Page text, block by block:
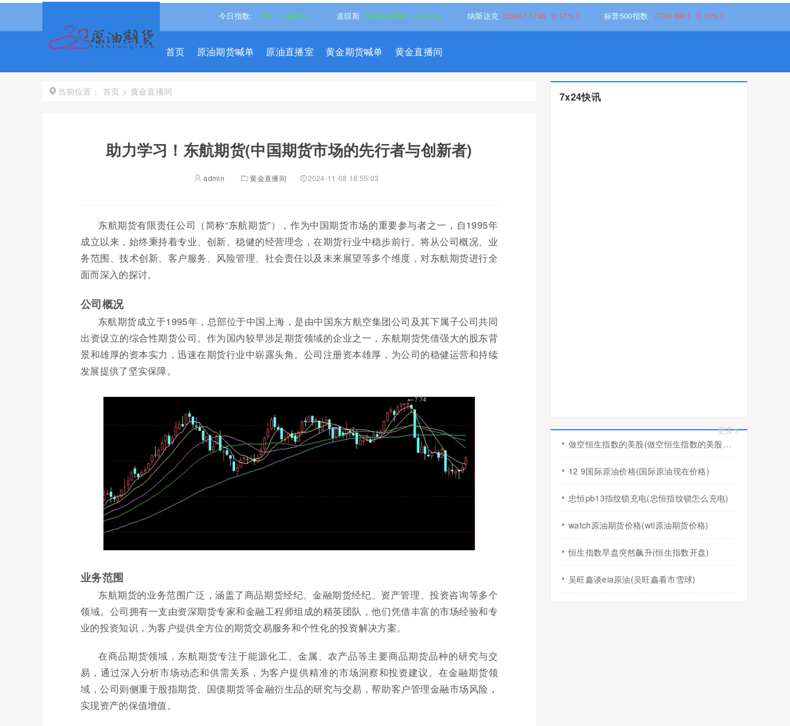
今日指数:
25530.279 -1.488%↓ 道琼斯 54326.8398 -0.04%↓ 纳斯达克 26407.1736 0.17%↑ 标普500指数 7734.8901 0.15%↑
首页 原油期货喊单 原油直播室 黄金期货喊单 黄金直播间
当前位置： 首页 > 黄金直播间
助力学习！东航期货(中国期货市场的先行者与创新者)
admin 黄金直播间 2024-11-08 18:55:03
东航期货有限责任公司（简称“东航期货”），作为中国期货市场的重要参与者之一，自1995年
成立以来，始终秉持着专业、创新、稳健的经营理念，在期货行业中稳步前行。将从公司概况、业
务范围、技术创新、客户服务、风险管理、社会责任以及未来展望等多个维度，对东航期货进行全
面而深入的探讨。
公司概况
东航期货成立于1995年，总部位于中国上海，是由中国东方航空集团公司及其下属子公司共同
出资设立的综合性期货公司。作为国内较早涉足期货领域的企业之一，东航期货凭借强大的股东背
景和雄厚的资本实力，迅速在期货行业中崭露头角。公司注册资本雄厚，为公司的稳健运营和持续
发展提供了坚实保障。
业务范围
东航期货的业务范围广泛，涵盖了商品期货经纪、金融期货经纪、资产管理、投资咨询等多个
领域。公司拥有一支由资深期货专家和金融工程师组成的精英团队，他们凭借丰富的市场经验和专
业的投资知识，为客户提供全方位的期货交易服务和个性化的投资解决方案。
在商品期货领域，东航期货专注于能源化工、金属、农产品等主要商品期货品种的研究与交
易，通过深入分析市场动态和供需关系，为客户提供精准的市场洞察和投资建议。在金融期货领
域，公司则侧重于股指期货、国债期货等金融衍生品的研究与交易，帮助客户管理金融市场风险，
实现资产的保值增值。
7x24快讯
更多>
做空恒生指数的美股(做空恒生指数的美股有哪些)
12 9国际原油价格(国际原油现在价格)
忠恒pb13指纹锁充电(忠恒指纹锁怎么充电)
watch原油期货价格(wti原油期货价格)
恒生指数早盘突然飙升(恒生指数开盘)
吴旺鑫谈eia原油(吴旺鑫看市雪球)